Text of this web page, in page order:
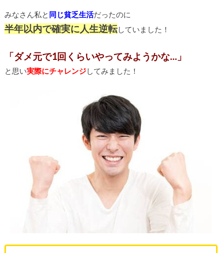
みなさん私と 同じ貧乏生活だったのに
半年以内で確実に人生逆転していました！
「ダメ元で1回くらいやってみようかな…」
と思い実際にチャレンジしてみました！